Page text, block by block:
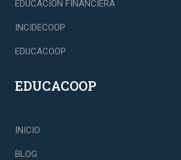
EDUCACIÓN FINANCIERA
INCIDECOOP
EDUCACOOP
EDUCACOOP
INICIO
BLOG